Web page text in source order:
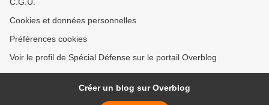
Cookies et données personnelles
Préférences cookies
Voir le profil de Spécial Défense sur le portail Overblog
Créer un blog sur Overblog